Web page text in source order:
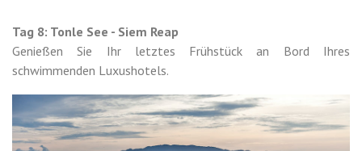
Tag 8: Tonle See - Siem Reap
Genießen Sie Ihr letztes Frühstück an Bord Ihres
schwimmenden Luxushotels.